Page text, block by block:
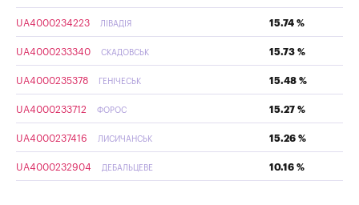
UA4000234223 ЛІВАДІЯ 15.74 %
UA4000233340 СКАДОВСЬК 15.73 %
UA4000235378 ГЕНІЧЕСЬК 15.48 %
UA4000233712 ФОРОС 15.27 %
UA4000237416 ЛИСИЧАНСЬК 15.26 %
UA4000232904 ДЕБАЛЬЦЕВЕ 10.16 %